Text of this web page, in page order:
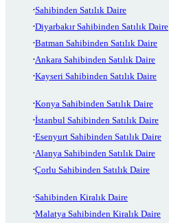
Sahibinden Satılık Daire
Diyarbakır Sahibinden Satılık Daire
Batman Sahibinden Satılık Daire
Ankara Sahibinden Satılık Daire
Kayseri Sahibinden Satılık Daire
Konya Sahibinden Satılık Daire
İstanbul Sahibinden Satılık Daire
Esenyurt Sahibinden Satılık Daire
Alanya Sahibinden Satılık Daire
Çorlu Sahibinden Satılık Daire
Sahibinden Kiralık Daire
Malatya Sahibinden Kiralık Daire